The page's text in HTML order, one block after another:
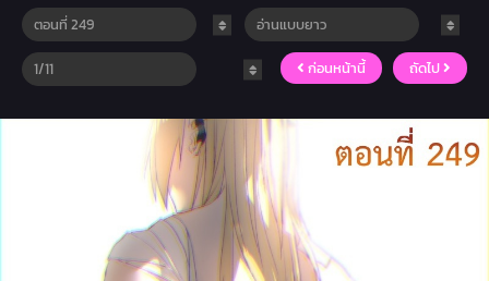
ก่อนหน้านี้ ถัดไป